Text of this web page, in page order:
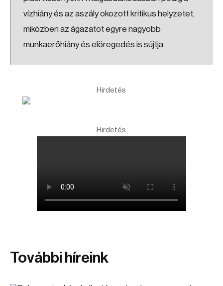
vízhiány és az aszály okozott kritikus helyzetet,
miközben az ágazatot egyre nagyobb
munkaerőhiány és elöregedés is sújtja.
Hirdetés
Hirdetés
További híreink